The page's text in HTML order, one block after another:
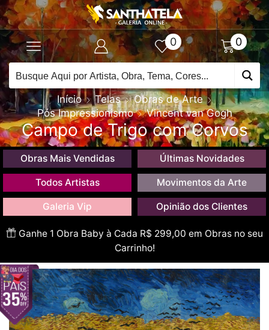
0 0
Início Telas
Obras de Arte
Pós Impressionismo
Vincent van Gogh
Campo de Trigo com Corvos
Obras Mais Vendidas Últimas Novidades
Todos Artistas Movimentos da Arte
Galeria Vip Opinião dos Clientes
Ganhe 1 Obra Baby à Cada R$ 299,00 em Obras no seu
Carrinho!